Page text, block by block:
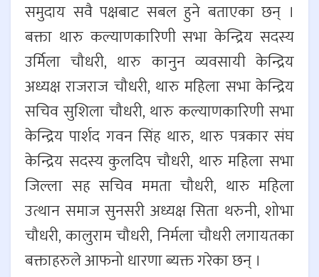
समुदाय सवै पक्षबाट सबल हुने बताएका छन् ।
बक्ता थारु कल्याणकारिणी सभा केन्द्रिय सदस्य
उर्मिला चौधरी, थारु कानुन व्यवसायी केन्द्रिय
अध्यक्ष राजराज चौधरी, थारु महिला सभा केन्द्रिय
सचिव सुशिला चौधरी, थारु कल्याणकारिणी सभा
केन्द्रिय पार्शद गवन सिंह थारु, थारु पत्रकार संघ
केन्द्रिय सदस्य कुलदिप चौधरी, थारु महिला सभा
जिल्ला सह सचिव ममता चौधरी, थारु महिला
उत्थान समाज सुनसरी अध्यक्ष सिता थरुनी, शोभा
चौधरी, कालुराम चौधरी, निर्मला चौधरी लगायतका
बक्ताहरुले आफनो धारणा ब्यक्त गरेका छन् ।